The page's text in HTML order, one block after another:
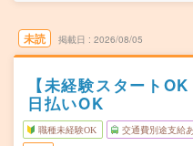
未読 掲載日 2026/08/05
【未経験スタート
日払いOK
職種未経験OK 交通費別途支給